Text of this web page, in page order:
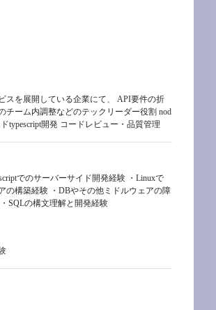
スを展開している企業にて、 API要件の折
チーム内調整などのテックリーダー役割 nod
typescript開発 コードレビュー・品質管理
でのサーバーサイド開発経験 ・Linuxで
の構築経験 ・DBやその他ミドルウェアの障
SQLの構文理解と開発経験